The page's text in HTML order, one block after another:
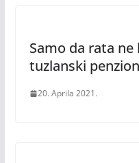
Samo da rata
tuzlanski
20. Aprila 2021.